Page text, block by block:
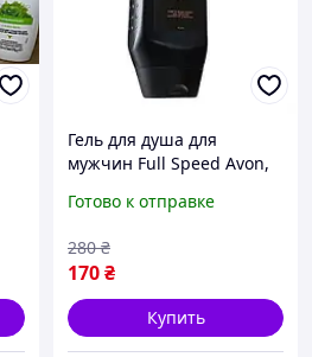
Гель для душа для
мужчин Full Speed Avon,
Готово к отправке
170₴
280 ₴
Купить